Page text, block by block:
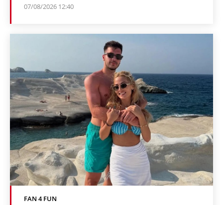
07/08/2026 12:40
FAN 4 FUN